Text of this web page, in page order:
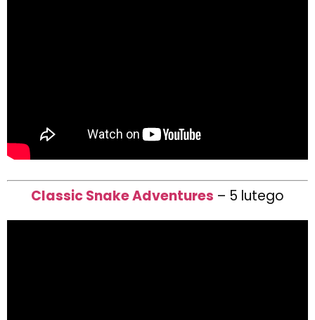
Classic Snake Adventures – 5 lutego